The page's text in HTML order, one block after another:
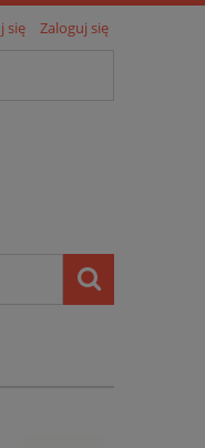
się Zaloguj się